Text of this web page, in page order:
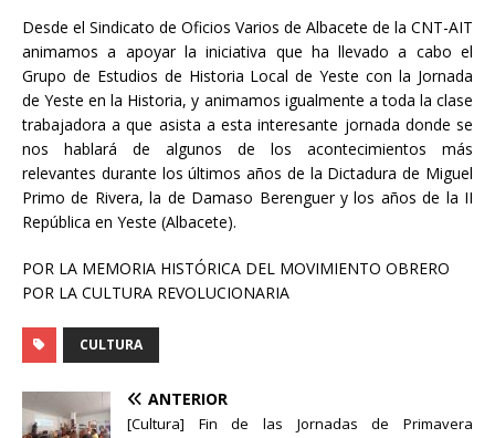
Desde el Sindicato de Oficios Varios de Albacete de la CNT-AIT
animamos a apoyar la iniciativa que ha llevado a cabo el
Grupo de Estudios de Historia Local de Yeste con la Jornada
de Yeste en la Historia, y animamos igualmente a toda la clase
trabajadora a que asista a esta interesante jornada donde se
nos hablará de algunos de los acontecimientos más
relevantes durante los últimos años de la Dictadura de Miguel
Primo de Rivera, la de Damaso Berenguer y los años de la II
República en Yeste (Albacete).
POR LA MEMORIA HISTÓRICA DEL MOVIMIENTO OBRERO
POR LA CULTURA REVOLUCIONARIA
CULTURA
ANTERIOR
[Cultura] Fin de las Jornadas de Primavera